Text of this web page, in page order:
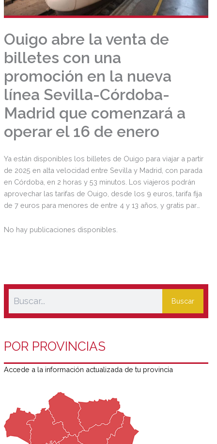
Ouigo abre la venta de
billetes con una
promoción en la nueva
línea Sevilla-Córdoba-
Madrid que comenzará a
operar el 16 de enero
Ya están disponibles los billetes de Ouigo para viajar a partir
de 2025 en alta velocidad entre Sevilla y Madrid, con parada
en Córdoba, en 2 horas y 53 minutos. Los viajeros podrán
aprovechar las tarifas de Ouigo, desde los 9 euros, tarifa fija
de 7 euros para menores de entre 4 y 13 años, y gratis para
adulto.
No hay publicaciones disponibles.
Buscar
POR PROVINCIAS
Accede a la información actualizada de tu provincia